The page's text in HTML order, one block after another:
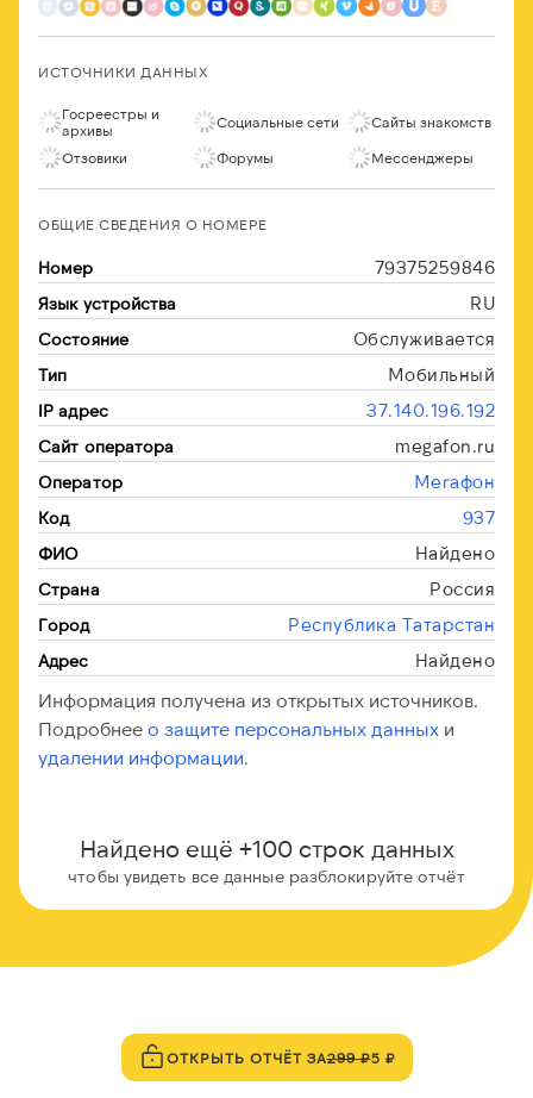
ИСТОЧНИКИ ДАННЫХ
Госреестры и
архивы
Социальные сети Сайты знакомств
Отзовики Форумы Мессенджеры
ОБЩИЕ СВЕДЕНИЯ О НОМЕРЕ
Номер 79375259846
Язык устройства RU
Состояние Обслуживается
Тип Мобильный
IP адрес 37.140.196.192
Сайт оператора megafon.ru
Оператор Мегафон
Код 937
ФИО Найдено
Страна Россия
Город Республика Татарстан
Адрес Найдено
Информация получена из открытых источников.
Подробнее о защите персональных данных и
удалении информации.
Найдено ещё +100 строк данных
чтобы увидеть все данные разблокируйте отчёт
ОТКРЫТЬ ОТЧЁТ ЗА299 ₽5 ₽